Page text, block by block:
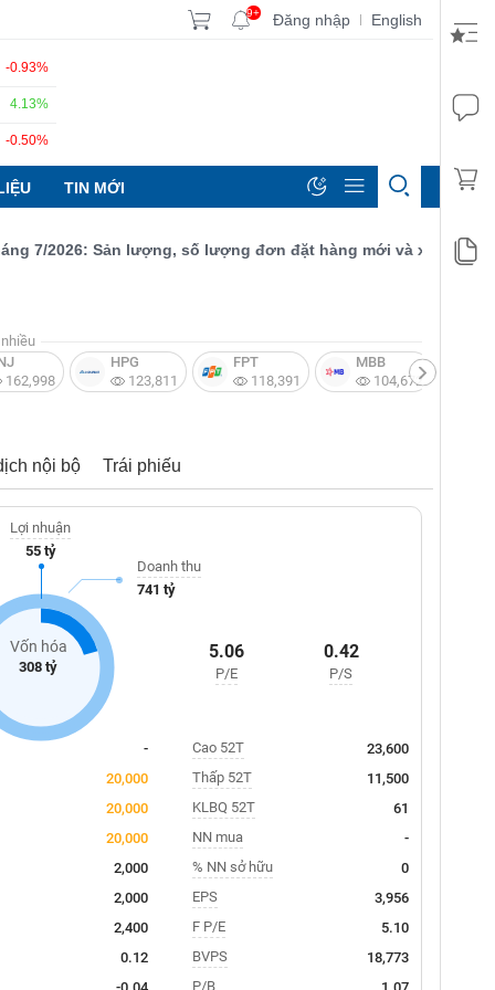
9+ Đăng nhập | English
-0.93%
4.13%
-0.50%
TIN MỚI
2026: Sản lượng, số lượng đơn đặt hàng mới và xuất khẩu đều
162,998
HPG
123,811
FPT
118,391
MBB
104,672
nội bộ Trái phiếu
Vốn hóa
308 tỷ
Lợi nhuận
55 tỷ
Doanh thu
741 tỷ
5.06
P/E
0.42
P/S
-
20,000
20,000
20,000
2,000
2,000
2,400
0.12
-0.04
Cao 52T
23,600
Thấp 52T
11,500
KLBQ 52T
61
NN mua
-
% NN sở hữu
0
EPS
3,956
F P/E
5.10
BVPS
18,773
P/B
1.07